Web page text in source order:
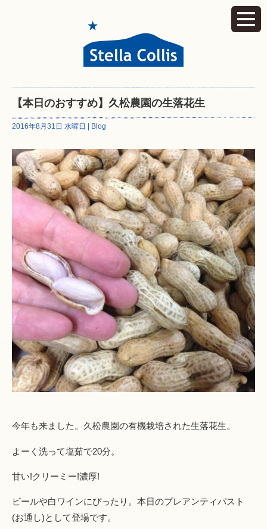
【本日のおすすめ】久松農園の生落花生
2016年8月31日 水曜日 | Blog
今年も来ました。久松農園の有機栽培された生落花生。
よーく洗って塩茹で20分。
甘い!クリーミー!濃厚!
ビールや白ワインにぴったり。本日のプレアンティパスト
(お通し)として登場です。